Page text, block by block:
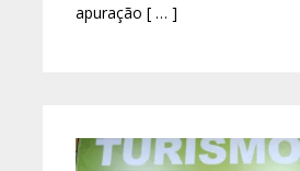
apuração [ … ]